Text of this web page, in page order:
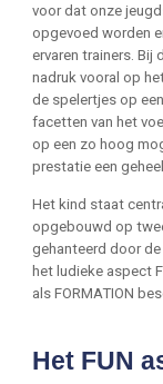
voor dat onze
opgevoed worden
ervaren trainers.
nadruk vooral op
de spelertjes op
facetten van het
op een zo hoog
prestatie een
Het kind staat
opgebouwd op
gehanteerd door de
het ludieke aspect
als FORMATION
Het FUN